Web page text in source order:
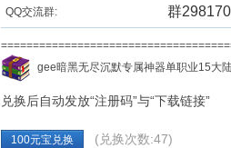
QQ交流群: 群
gee暗黑无尽沉默专属神器单职业15
兑换后自动发放“注册码”与“下载链接”
100元宝兑换 (兑换次数:47)